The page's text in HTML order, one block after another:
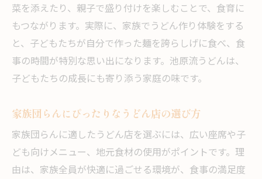
菜を添えたり、親子で盛り付けを楽しむことで、食育に
もつながります。実際に、家族でうどん作り体験をする
と、子どもたちが自分で作った麺を誇らしげに食べ、食
事の時間が特別な思い出になります。池原流うどんは、
子どもたちの成長にも寄り添う家庭の味です。
家族団らんにぴったりなうどん店の選び方
家族団らんに適したうどん店を選ぶには、広い座席や子
ども向けメニュー、地元食材の使用がポイントです。理
由は、家族全員が快適に過ごせる環境が、食事の満足度